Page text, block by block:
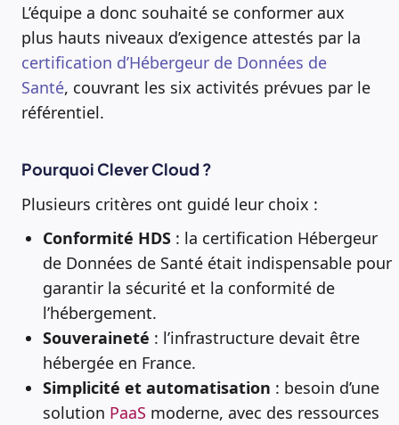
L’équipe a donc souhaité se conformer aux
plus hauts niveaux d’exigence attestés par la
certification d’Hébergeur de Données de
Santé, couvrant les six activités prévues par le
référentiel.
Pourquoi Clever Cloud ?
Plusieurs critères ont guidé leur choix :
Conformité HDS : la certification Hébergeur
de Données de Santé était indispensable pour
garantir la sécurité et la conformité de
l’hébergement.
Souveraineté : l’infrastructure devait être
hébergée en France.
Simplicité et automatisation : besoin d’une
solution PaaS moderne, avec des ressources